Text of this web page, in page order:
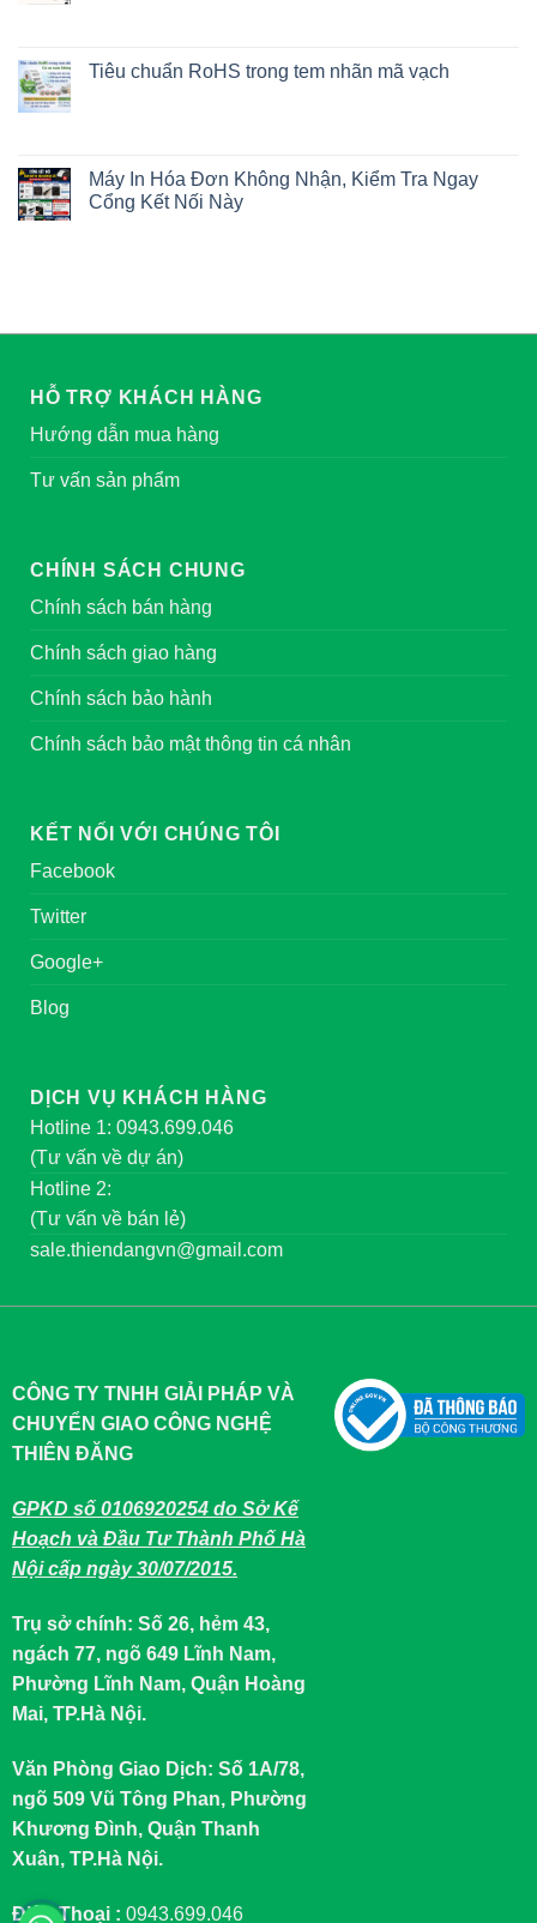
Tiêu chuẩn RoHS trong tem nhãn mã vạch
Máy In Hóa Đơn Không Nhận, Kiểm Tra Ngay
Cổng Kết Nối Này
HỖ TRỢ KHÁCH HÀNG
Hướng dẫn mua hàng
Tư vấn sản phẩm
CHÍNH SÁCH CHUNG
Chính sách bán hàng
Chính sách giao hàng
Chính sách bảo hành
Chính sách bảo mật thông tin cá nhân
KẾT NỐI VỚI CHÚNG TÔI
Facebook
Twitter
Google+
Blog
DỊCH VỤ KHÁCH HÀNG
Hotline 1: 0943.699.046
(Tư vấn về dự án)
Hotline 2:
(Tư vấn về bán lẻ)
sale.thiendangvn@gmail.com
CÔNG TY TNHH GIẢI PHÁP VÀ
CHUYỂN GIAO CÔNG NGHỆ
THIÊN ĐĂNG
GPKD số 0106920254 do Sở Kế
Hoạch và Đầu Tư Thành Phố Hà
Nội cấp ngày 30/07/2015.
Trụ sở chính: Số 26, hẻm 43,
ngách 77, ngõ 649 Lĩnh Nam,
Phường Lĩnh Nam, Quận Hoàng
Mai, TP.Hà Nội.
Văn Phòng Giao Dịch: Số 1A/78,
ngõ 509 Vũ Tông Phan, Phường
Khương Đình, Quận Thanh
Xuân, TP.Hà Nội.
Điện Thoại : 0943.699.046